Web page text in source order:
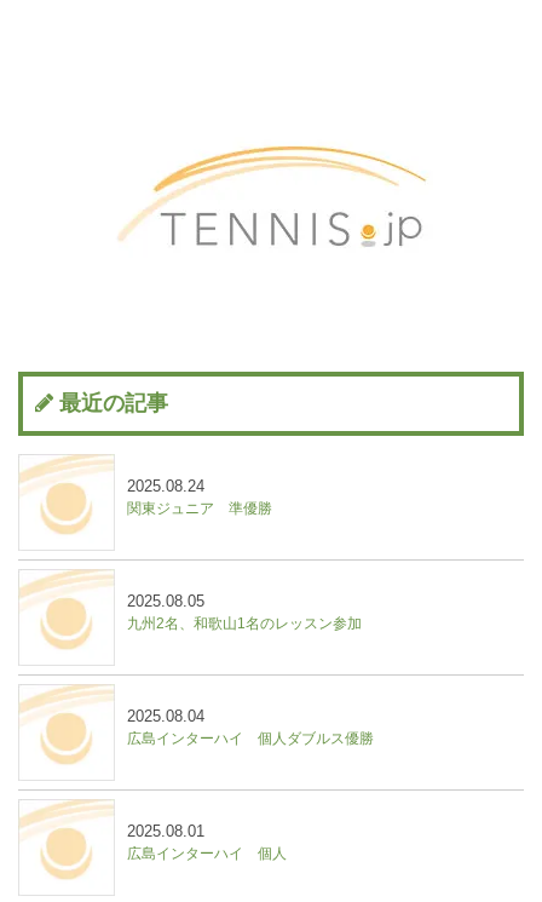
最近の記事
関東ジュニア 準優勝
2025.08.24
九州2名、和歌山1名のレッスン参加
2025.08.05
広島インターハイ 個人ダブルス優勝
2025.08.04
広島インターハイ 個人
2025.08.01